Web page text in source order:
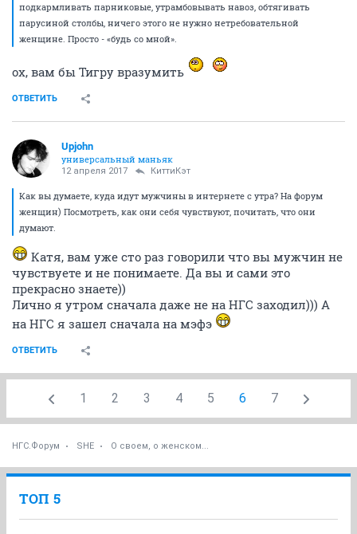
подкармливать парниковые, утрамбовывать навоз, обтягивать
парусиной столбы, ничего этого не нужно нетребовательной
женщине. Просто - «будь со мной».
ох, вам бы Тигру вразумить
ОТВЕТИТЬ
Upjohn
универсальный маньяк
12 апреля 2017 КиттиКэт
Как вы думаете, куда идут мужчины в интернете с утра? На форум
женщин) Посмотреть, как они себя чувствуют, почитать, что они
думают.
Катя, вам уже сто раз говорили что вы мужчин не
чувствуете и не понимаете. Да вы и сами это
прекрасно знаете))
Лично я утром сначала даже не на НГС заходил))) А
на НГС я зашел сначала на мэфэ
ОТВЕТИТЬ
1 2 3 4 5 6 7
НГС.Форум SHE О своем, о женском...
ТОП 5